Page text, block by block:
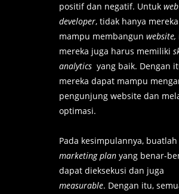
positif dan negatif. Untuk web
developer, tidak hanya
mampu membangun website,
mereka juga harus memiliki
analytics yang baik. Dengan
mereka dapat mampu
pengunjung website dan
optimasi.
Pada kesimpulannya, buatlah
marketing plan yang benar-
dapat dieksekusi dan juga
measurable. Dengan itu,